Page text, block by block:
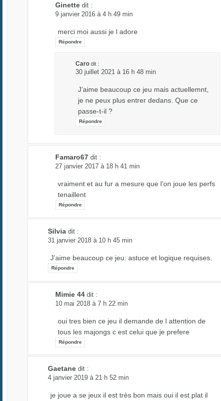
Ginette dit :
9 janvier 2016 à 4 h 49 min
merci moi aussi je l adore
Répondre
Caro dit :
30 juillet 2021 à 16 h 48 min
J’aime beaucoup ce jeu mais actuellemnt,
je ne peux plus entrer dedans. Que ce
passe-t-il ?
Répondre
Famaro67 dit :
27 janvier 2017 à 18 h 41 min
vraiment et au fur a mesure que l’on joue les perfs
tenaillent
Répondre
Silvia dit :
31 janvier 2018 à 10 h 45 min
J’aime beaucoup ce jeu: astuce et logique requises.
Répondre
Mimie 44 dit :
10 mai 2018 à 7 h 22 min
oui tres bien ce jeu il demande de l attention de
tous les majongs c est celui que je prefere
Répondre
Gaetane dit :
4 janvier 2019 à 21 h 52 min
je joue a se jeux il est très bon mais oui il est plat il